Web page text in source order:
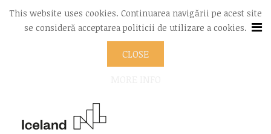
This website uses cookies. Continuarea navigării pe acest site
se consideră acceptarea politicii de utilizare a cookies.
CLOSE